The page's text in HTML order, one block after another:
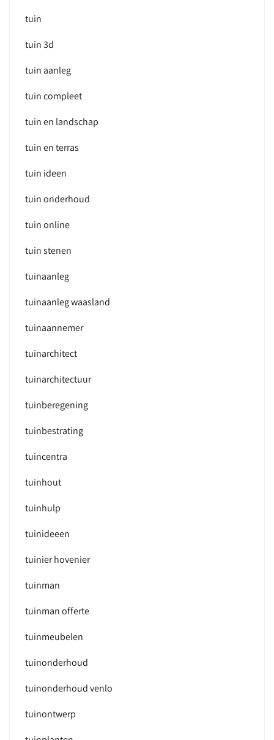
tuin
tuin 3d
tuin aanleg
tuin compleet
tuin en landschap
tuin en terras
tuin ideen
tuin onderhoud
tuin online
tuin stenen
tuinaanleg
tuinaanleg waasland
tuinaannemer
tuinarchitect
tuinarchitectuur
tuinberegening
tuinbestrating
tuincentra
tuinhout
tuinhulp
tuinideeen
tuinier hovenier
tuinman
tuinman offerte
tuinmeubelen
tuinonderhoud
tuinonderhoud venlo
tuinontwerp